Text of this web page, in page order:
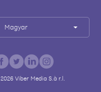
Magyar
2026Viber Media S.à r.l.